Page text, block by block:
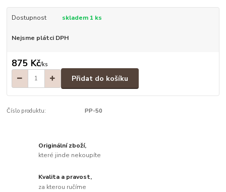
Dostupnost skladem 1 ks
Nejsme plátci DPH
875 Kč/ks
Přidat do košíku
Číslo produktu: PP-50
Originální zboží,
které jinde nekoupíte
Kvalita a pravost,
za kterou ručíme